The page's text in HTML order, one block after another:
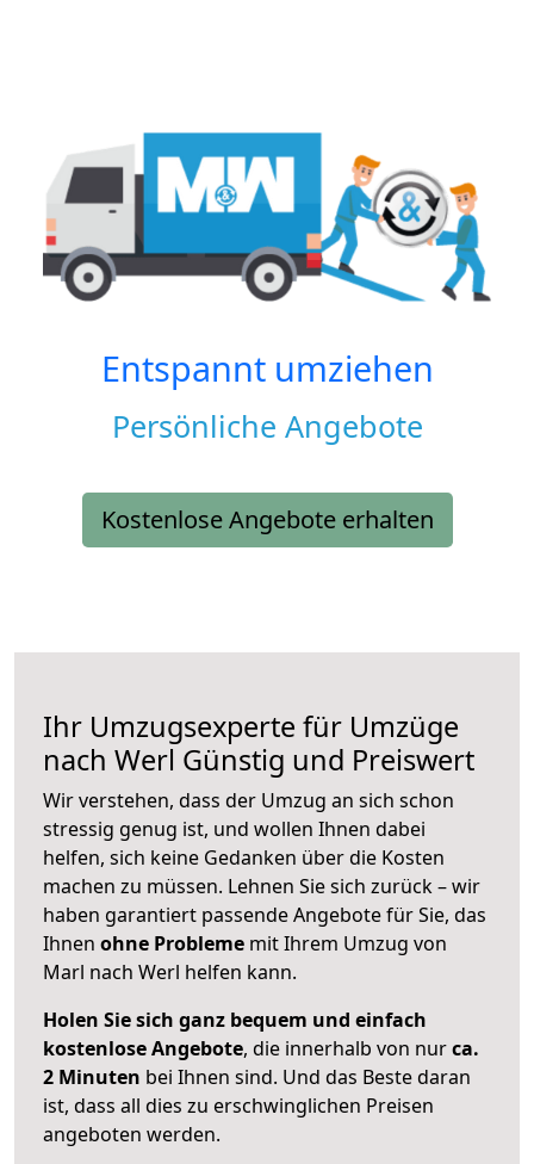
Entspannt umziehen
Persönliche Angebote
Kostenlose Angebote erhalten
Ihr Umzugsexperte für Umzüge
nach Werl Günstig und Preiswert
Wir verstehen, dass der Umzug an sich schon
stressig genug ist, und wollen Ihnen dabei
helfen, sich keine Gedanken über die Kosten
machen zu müssen. Lehnen Sie sich zurück – wir
haben garantiert passende Angebote für Sie, das
Ihnen ohne Probleme mit Ihrem Umzug von
Marl nach Werl helfen kann.
Holen Sie sich ganz bequem und einfach
kostenlose Angebote, die innerhalb von nurca.
2 Minuten bei Ihnen sind. Und das Beste daran
ist, dass all dies zu erschwinglichen Preisen
angeboten werden.